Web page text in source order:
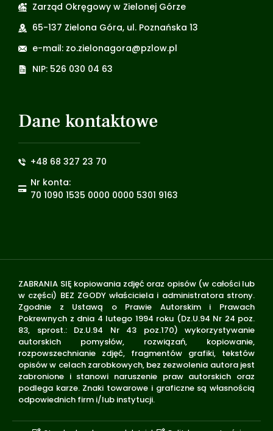
Zarząd Okręgowy w Zielonej Górze
65-137 Zielona Góra, ul. Poznańska 13
e-mail: zo.zielonagora@pzlow.pl
NIP: 526 030 04 63
Dane kontaktowe
+48 68 327 23 70
Nr konta:
70 1090 1535 0000 0000 5301 9163
ZABRANIA SIĘ kopiowania zdjęć oraz opisów (w całości lub
w części) BEZ ZGODY właściciela i administratora strony.
Zgodnie z Ustawą o Prawie Autorskim i Prawach
Pokrewnych z dnia 4 lutego 1994 roku (Dz.U.94 Nr 24 poz.
83, sprost.: Dz.U.94 Nr 43 poz.170) wykorzystywanie
autorskich pomysłów, rozwiązań, kopiowanie,
rozpowszechnianie zdjęć, fragmentów grafiki, tekstów
opisów w celach zarobkowych, bez zezwolenia autora jest
zabronione i stanowi naruszenie praw autorskich oraz
podlega karze. Znaki towarowe i graficzne są własnością
odpowiednich firm i/lub instytucji.